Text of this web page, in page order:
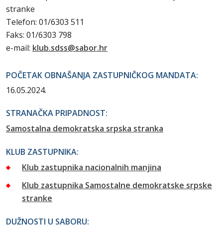
stranke
Telefon: 01/6303 511
Faks: 01/6303 798
e-mail: klub.sdss@sabor.hr
POČETAK OBNAŠANJA ZASTUPNIČKOG MANDATA:
16.05.2024.
STRANAČKA PRIPADNOST:
Samostalna demokratska srpska stranka
KLUB ZASTUPNIKA:
Klub zastupnika nacionalnih manjina
Klub zastupnika Samostalne demokratske srpske
stranke
DUŽNOSTI U SABORU: